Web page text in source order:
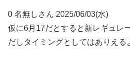
0 名無しさん 2025/06/03(水)
仮に6月17だとすると新レギュレ
だしタイミングとしてはありえる